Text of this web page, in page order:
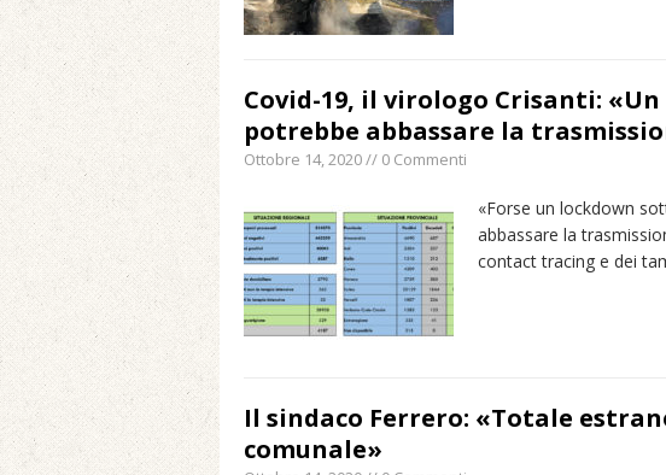
Covid-19, il virologo Crisanti:
potrebbe abbassare la
Ottobre 14, 2020 // 0 Commenti
«Forse un lockdown
abbassare la
contact tracing e dei
Il sindaco Ferrero: «Totale
comunale»